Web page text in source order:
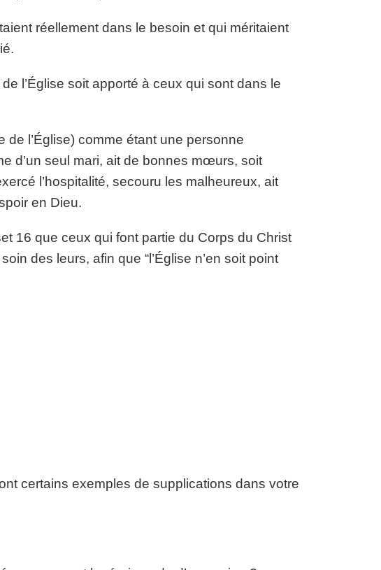
réellement dans le besoin et qui méritaient
l’Église soit apporté à ceux qui sont dans le
de l’Église) comme étant une personne
d’un seul mari, ait de bonnes mœurs, soit
l’hospitalité, secouru les malheureux, ait
en Dieu.
16 que ceux qui font partie du Corps du Christ
des leurs, afin que “l’Église n’en soit point
certains exemples de supplications dans votre